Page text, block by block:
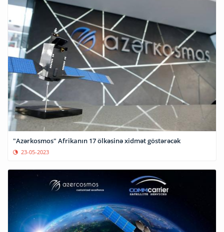
"Azərkosmos" Afrikanın 17 ölkəsinə xidmət göstərəcək
23-05-2023